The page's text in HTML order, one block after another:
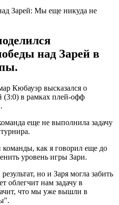
над Зарей в
Кюбауэр высказался о
(3:0) в рамках плей-офф
еще не выполнила задачу
как я говорил еще до
уровень игры Зари.
но и Заря могла забить
облегчит нам задачу в
что мы уже вышли в